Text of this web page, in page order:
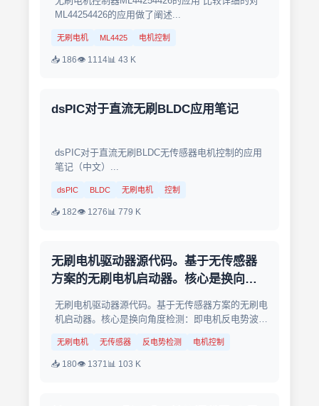
ML44254426的应用做了阐述...
无刷电机 ML4425 电机控制
📥 186👁 1114📊 43 K
dsPIC对于直流无刷BLDC应用笔记
dsPIC对于直流无刷BLDC无传感器电机控制的应用
笔记（中文）...
dsPIC BLDC 无刷电机 控制
📥 182👁 1276📊 779 K
无刷电机驱动器源代码。基于无传感器
方案的无刷电机启动器。核心是换向角
度检测：即电机反电势波形数据处理
无刷电机驱动器源代码。基于无传感器方案的无刷电
机启动器。核心是换向角度检测：即电机反电势波形
反电势波形dB过小，波形扰动太大，本程序还不能
稳定处理10Hz...
无刷电机 无传感器 反电势检测 电机控制
📥 180👁 1371📊 103 K